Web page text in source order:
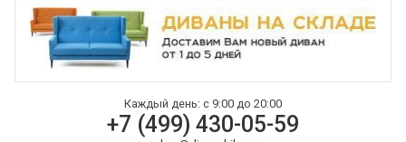
Оплата и доставка
Контакты
Каждый день: с 9:00 до 20:00
+7 (499) 430-05-59